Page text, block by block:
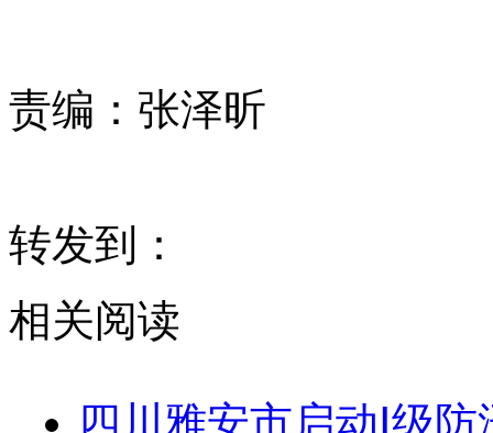
责编： 张泽昕
转发到：
相关阅读
四川雅安市启动Ⅰ级